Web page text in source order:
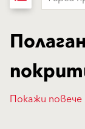
Покажи повече